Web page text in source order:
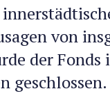
von
der Fonds
geschlossen.